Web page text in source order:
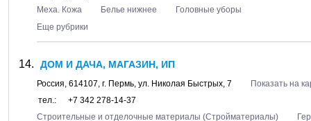
Меха. Кожа
Белье нижнее
Головные уборы
Еще рубрики
ДОМ И ДАЧА, МАГАЗИН, ИП
Россия, 614107, г. Пермь, ул. Николая Быстрых, 7
Показать на
тел.:
+7 342 278-14-37
Строительные и отделочные материалы (Стройматериалы)